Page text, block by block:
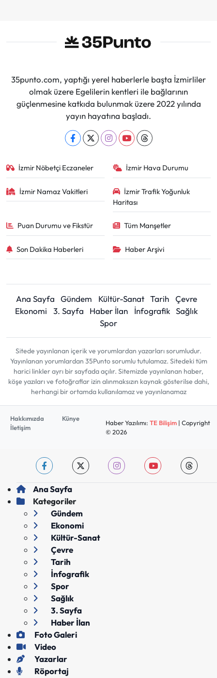
35punto.com, yaptığı yerel haberlerle başta İzmirliler
olmak üzere Egelilerin kentleri ile bağlarının
güçlenmesine katkıda bulunmak üzere 2022 yılında
yayın hayatına başladı.
İzmir Nöbetçi Eczaneler İzmir Hava Durumu
İzmir Namaz Vakitleri
İzmir Trafik Yoğunluk
Haritası
Puan Durumu ve Fikstür Tüm Manşetler
Son Dakika Haberleri Haber Arşivi
Ana Sayfa Gündem Kültür-Sanat Tarih
Çevre
Ekonomi
3. Sayfa Haber İlan İnfografik Sağlık
Spor
Sitede yayınlanan içerik ve yorumlardan yazarları sorumludur.
Yayınlanan yorumlardan 35Punto sorumlu tutulamaz. Sitedeki tüm
harici linkler ayrı bir sayfada açılır. Sitemizde yayınlanan haber,
köşe yazıları ve fotoğraflar izin alınmaksızın kaynak gösterilse dahi,
herhangi bir ortamda kullanılamaz ve yayınlanamaz
Hakkımızda
Künye
İletişim
Haber Yazılımı: TE Bilişim| Copyright
© 2026
Ana Sayfa
Kategoriler
Gündem
Ekonomi
Kültür-Sanat
Çevre
Tarih
İnfografik
Spor
Sağlık
3. Sayfa
Haber İlan
Foto Galeri
Video
Yazarlar
Röportaj